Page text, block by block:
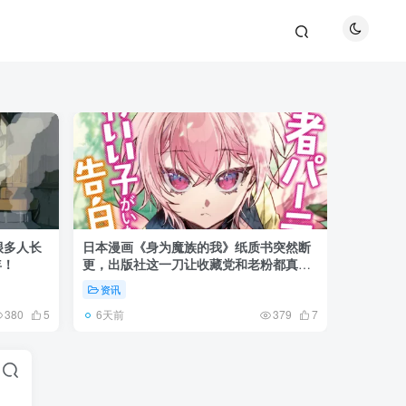
多人长
380 5
日本漫画《身为魔族的我》纸质书突然断
更，出版社这一刀让收藏党和老粉都真慌
了起来！
资讯
6天前 379 7